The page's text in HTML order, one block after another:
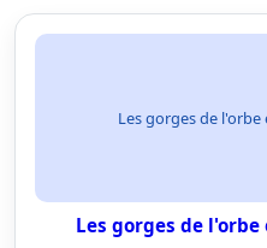
Les gorges de
Les gorges de